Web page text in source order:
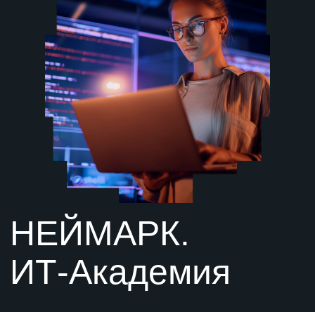
// Творчество, команда, связь с индустрией
Командная работа и обратная связь
от экспертов развивают креативность
и актуальные навыки.
Регистрация и отбор самых
мотивированных участников 14-17 лет
со всей России
формирование команд,
постановка задач смены
Для кого подходит